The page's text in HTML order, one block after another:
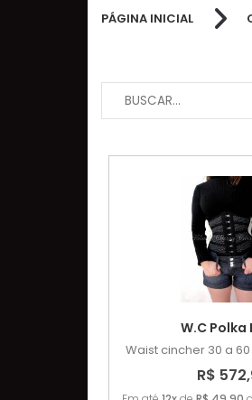
PÁGINA INICIAL
W.C Polka
Waist cincher 30 a
R$